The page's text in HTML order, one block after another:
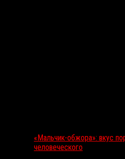
«Мальчик-обжора»: вкус
человеческого